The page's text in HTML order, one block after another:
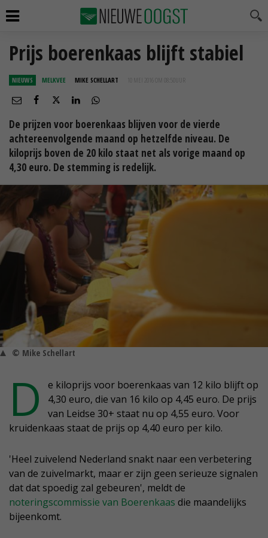
Prijs boerenkaas blijft stabiel
NIEUWS MELKVEE MIKE SCHELLART 10 MEI 2016 OM 08:50
De prijzen voor boerenkaas blijven voor de vierde
achtereenvolgende maand op hetzelfde niveau. De
kiloprijs boven de 20 kilo staat net als vorige maand op
4,30 euro. De stemming is redelijk.
© Mike Schellart
D
e kiloprijs voor boerenkaas van 12 kilo blijft op
4,30 euro, die van 16 kilo op 4,45 euro. De prijs
van Leidse 30+ staat nu op 4,55 euro. Voor
kruidenkaas staat de prijs op 4,40 euro per kilo.
'Heel zuivelend Nederland snakt naar een verbetering
van de zuivelmarkt, maar er zijn geen serieuze signalen
dat dat spoedig zal gebeuren', meldt de
noteringscommissie van Boerenkaas die maandelijks
bijeenkomt.